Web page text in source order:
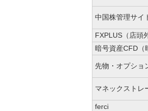
中国株管理サイ
FXPLUS（店頭
暗号資産CFD（
先物・オプショ
マネックストレ
ferci